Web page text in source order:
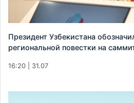
Президент Узбекистана
региональной повестки на
16:20 | 31.07